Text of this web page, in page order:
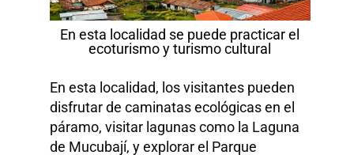
En esta localidad se puede practicar el
ecoturismo y turismo cultural
En esta localidad, los visitantes pueden
disfrutar de caminatas ecológicas en el
páramo, visitar lagunas como la Laguna
de Mucubají, y explorar el Parque